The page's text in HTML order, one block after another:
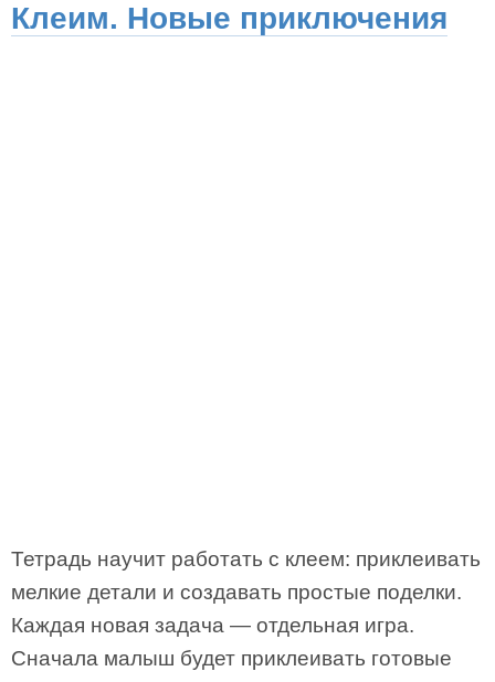
Клеим. Новые приключения
Тетрадь научит работать с клеем: приклеивать
мелкие детали и создавать простые поделки.
Каждая новая задача — отдельная игра.
Сначала малыш будет приклеивать готовые